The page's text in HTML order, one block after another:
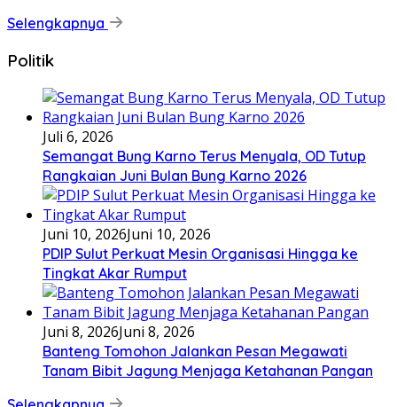
Selengkapnya
Politik
Juli 6, 2026
Semangat Bung Karno Terus Menyala, OD Tutup
Rangkaian Juni Bulan Bung Karno 2026
Juni 10, 2026Juni 10, 2026
PDIP Sulut Perkuat Mesin Organisasi Hingga ke
Tingkat Akar Rumput
Juni 8, 2026Juni 8, 2026
Banteng Tomohon Jalankan Pesan Megawati
Tanam Bibit Jagung Menjaga Ketahanan Pangan